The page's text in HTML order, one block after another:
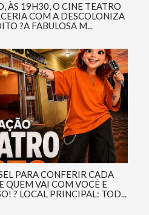
ÀS 19H30, O CINE TEATRO
COM A DESCOLONIZA
?A FABULOSA M...
PARA CONFERIR CADA
QUEM VAI COM VOCÊ E
? LOCAL PRINCIPAL: TOD...